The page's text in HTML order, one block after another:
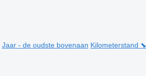
Jaar - de oudste bovenaan Kilometerstand ⬊